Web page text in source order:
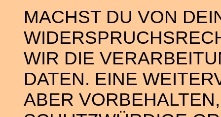
MACHST DU VON
WIR DIE
DATEN. EINE
ABER